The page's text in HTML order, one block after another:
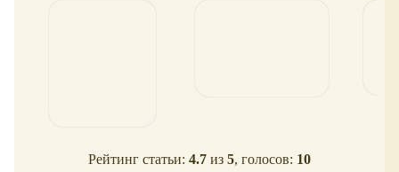
Рейтинг статьи: 4.7 из 5, голосов: 10